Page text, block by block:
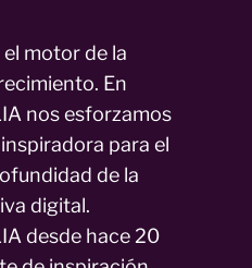
motor de la
En
nos esforzamos
para el
de la
digital.
desde hace 20